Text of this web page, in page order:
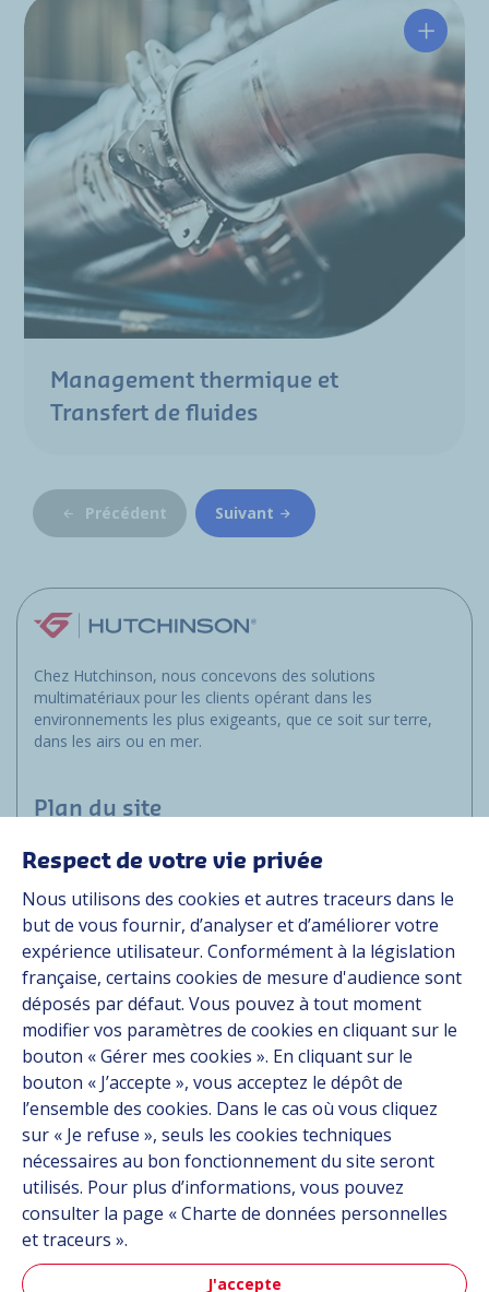
Management thermique et
Transfert de fluides
Précédent Suivant
Chez Hutchinson, nous concevons des solutions
multimatériaux pour les clients opérant dans les
environnements les plus exigeants, que ce soit sur terre,
dans les airs ou en mer.
Plan du site
Marchés
Solutions
Ressources
À propos
Carrière
Contact
Suivez-nous
Linkedin
Instagram
Respect de votre vie privée
Nous utilisons des cookies et autres traceurs dans le
but de vous fournir, d’analyser et d’améliorer votre
expérience utilisateur. Conformément à la législation
française, certains cookies de mesure d'audience sont
déposés par défaut. Vous pouvez à tout moment
modifier vos paramètres de cookies en cliquant sur le
bouton « Gérer mes cookies ». En cliquant sur le
bouton « J’accepte », vous acceptez le dépôt de
l’ensemble des cookies. Dans le cas où vous cliquez
sur « Je refuse », seuls les cookies techniques
nécessaires au bon fonctionnement du site seront
utilisés. Pour plus d’informations, vous pouvez
consulter la page « Charte de données personnelles
et traceurs ».
J'accepte